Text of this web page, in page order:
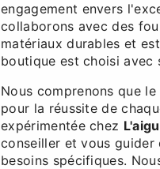
engagement envers
collaborons avec des
matériaux durables et
boutique est choisi
Nous comprenons que
pour la réussite de
expérimentée chez
conseiller et vous guider
besoins spécifiques.